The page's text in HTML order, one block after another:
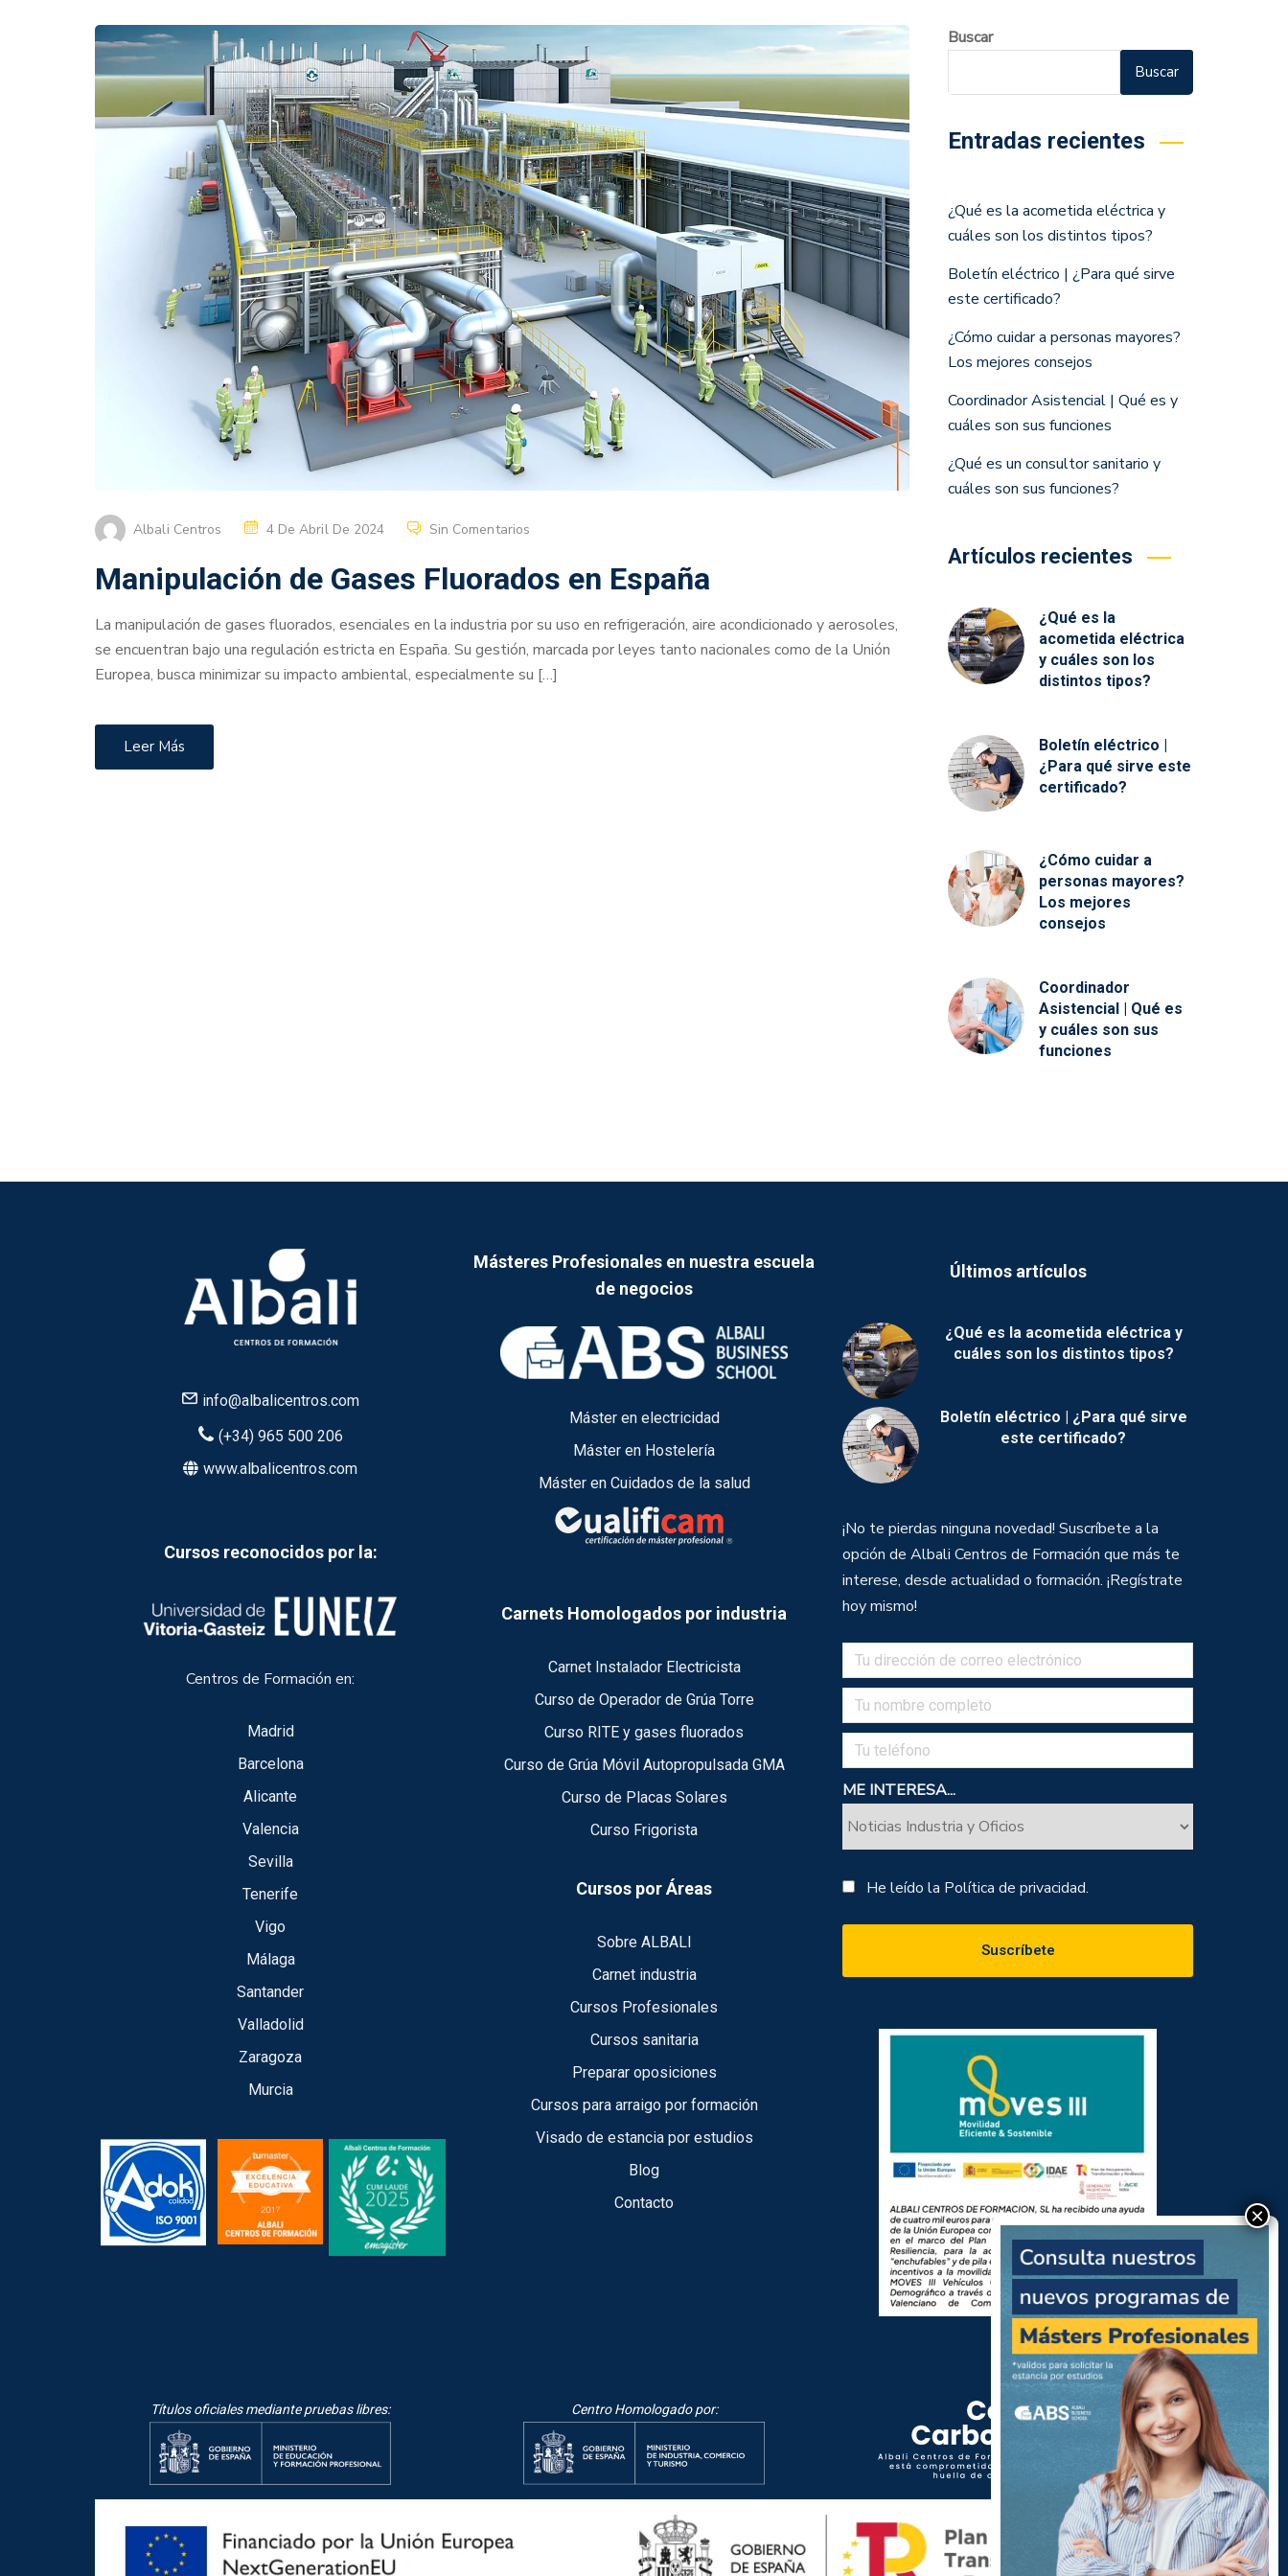
Albali Centros 4 De Abril De 2024 Sin Comentarios
Manipulación de Gases Fluorados en España
La manipulación de gases fluorados, esenciales en la industria por su uso en refrigeración, aire acondicionado y aerosoles,
se encuentran bajo una regulación estricta en España. Su gestión, marcada por leyes tanto nacionales como de la Unión
Europea, busca minimizar su impacto ambiental, especialmente su […]
Leer Más
Buscar
Buscar
Entradas recientes
¿Qué es la acometida eléctrica y
cuáles son los distintos tipos?
Boletín eléctrico | ¿Para qué sirve
este certificado?
¿Cómo cuidar a personas mayores?
Los mejores consejos
Coordinador Asistencial | Qué es y
cuáles son sus funciones
¿Qué es un consultor sanitario y
cuáles son sus funciones?
Artículos recientes
¿Qué es la
acometida eléctrica
y cuáles son los
distintos tipos?
Boletín eléctrico |
¿Para qué sirve este
certificado?
¿Cómo cuidar a
personas mayores?
Los mejores
consejos
Coordinador
Asistencial | Qué es
y cuáles son sus
funciones
info@albalicentros.com
(+34) 965 500 206
www.albalicentros.com
Cursos reconocidos por la:
Centros de Formación en:
Madrid
Barcelona
Alicante
Valencia
Sevilla
Tenerife
Vigo
Málaga
Santander
Valladolid
Zaragoza
Murcia
Másteres Profesionales en nuestra escuela
de negocios
Máster en electricidad
Máster en Hostelería
Máster en Cuidados de la salud
Carnets Homologados por industria
Carnet Instalador Electricista
Curso de Operador de Grúa Torre
Curso RITE y gases fluorados
Curso de Grúa Móvil Autopropulsada GMA
Curso de Placas Solares
Curso Frigorista
Cursos por Áreas
Sobre ALBALI
Carnet industria
Cursos Profesionales
Cursos sanitaria
Preparar oposiciones
Cursos para arraigo por formación
Visado de estancia por estudios
Blog
Contacto
Últimos artículos
¿Qué es la acometida eléctrica y
cuáles son los distintos tipos?
Boletín eléctrico | ¿Para qué sirve
este certificado?
¡No te pierdas ninguna novedad! Suscríbete a la
opción de Albali Centros de Formación que más te
interese, desde actualidad o formación. ¡Regístrate
hoy mismo!
ME INTERESA...
He leído la Política de privacidad.
Títulos oficiales mediante pruebas libres: Centro Homologado por: